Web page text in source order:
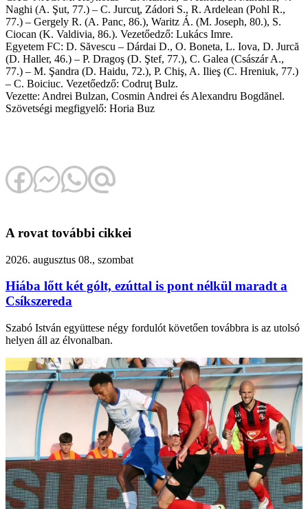
Naghi (A. Şut, 77.) – C. Jurcuţ, Zádori S., R. Ardelean (Pohl R.,
77.) – Gergely R. (A. Panc, 86.), Waritz Á. (M. Joseph, 80.), S.
Ciocan (K. Valdivia, 86.). Vezetőedző: Lukács Imre.
Egyetem FC: D. Săvescu – Dárdai D., O. Boneta, L. Iova, D. Jurcă
(D. Haller, 46.) – P. Dragoş (D. Ştef, 77.), C. Galea (Császár A.,
77.) – M. Şandra (D. Haidu, 72.), P. Chiş, A. Ilieş (C. Hreniuk, 77.)
– C. Boiciuc. Vezetőedző: Codruţ Bulz.
Vezette: Andrei Bulzan, Cosmin Andrei és Alexandru Bogdănel.
Szövetségi megfigyelő: Horia Buz
A rovat további cikkei
2026. augusztus 08., szombat
Hiába lőtt két gólt, ezúttal is pont nélkül maradt a
Csíkszereda
Szabó István együttese négy fordulót követően továbbra is az utolsó
helyen áll az élvonalban.